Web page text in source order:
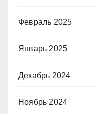
Февраль 2025
Январь 2025
Декабрь 2024
Ноябрь 2024